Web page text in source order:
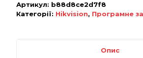
Артикул: b88d8ce2d7f8
Категорії: Hikvision, Програмне
Опис